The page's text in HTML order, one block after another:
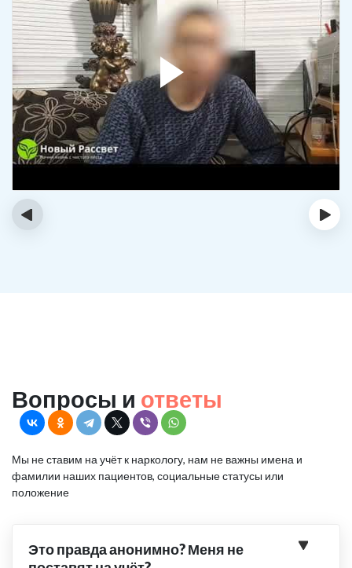
‹ ›
Вопросы и ответы
Мы не ставим на учёт к наркологу, нам не важны имена и
фамилии наших пациентов, социальные статусы или
положение
Это правда анонимно? Меня не